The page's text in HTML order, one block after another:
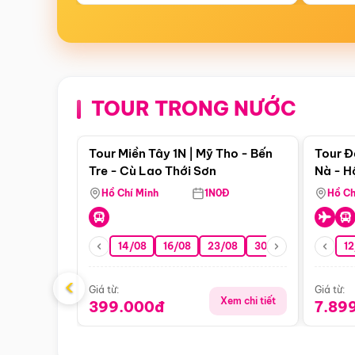
TOUR TRONG NƯỚC
Điểm nổi bật
Tour Miền Tây 1N | Mỹ Tho - Bến
Tre - Cù Lao Thới Sơn
Hồ Chí Minh 1N0Đ
14/08 16/08 23/08 30/08 06/09
Giá từ:
399.000đ Xem chi tiết
Tour
Nà -
Nha
Hồ
Giá từ:
‹